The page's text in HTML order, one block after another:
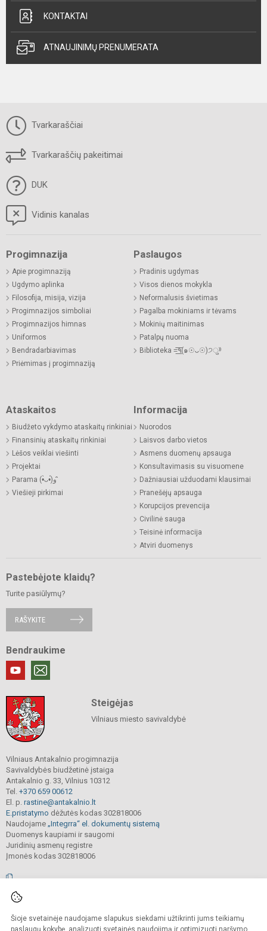
Šioje svetainėje naudojame slapukus siekdami užtikrinti jums teikiamų
paslaugų kokybę, analizuoti svetainės naudojimą ir optimizuoti naršymo
KONTAKTAI
ATNAUJINIMŲ PRENUMERATA
Tvarkaraščiai
Tvarkaraščių pakeitimai
DUK
Vidinis kanalas
Progimnazija
Apie progimnaziją
Ugdymo aplinka
Filosofija, misija, vizija
Progimnazijos simboliai
Progimnazijos himnas
Uniformos
Bendradarbiavimas
Priėmimas į progimnaziją
Paslaugos
Pradinis ugdymas
Visos dienos mokykla
Neformalusis švietimas
Pagalba mokiniams ir tėvams
Mokinių maitinimas
Patalpų nuoma
Biblioteka =͟͟͞͞٩(๑☉ᴗ☉)੭ु⁾⁾
Ataskaitos
Biudžeto vykdymo ataskaitų rinkiniai
Finansinių ataskaitų rinkiniai
Lėšos veiklai viešinti
Projektai
Parama (•̀ᴗ•́)و ̑̑
Viešieji pirkimai
Informacija
Nuorodos
Laisvos darbo vietos
Asmens duomenų apsauga
Konsultavimasis su visuomene
Dažniausiai užduodami klausimai
Pranešėjų apsauga
Korupcijos prevencija
Civilinė sauga
Teisinė informacija
Atviri duomenys
Pastebėjote klaidų?
Turite pasiūlymų?
RAŠYKITE
Bendraukime
Steigėjas
Vilniaus miesto savivaldybė
Vilniaus Antakalnio progimnazija
Savivaldybės biudžetinė įstaiga
Antakalnio g. 33, Vilnius 10312
Tel. +370 659 00612
El. p. rastine@antakalnio.lt
E.pristatymo dėžutės kodas 302818006
Naudojame „Integrra“ el. dokumentų sistemą
Duomenys kaupiami ir saugomi
Juridinių asmenų registre
Įmonės kodas 302818006
Kopijuoti, cituoti ar kitaip atvaizduoti internetinės svetainės turinį be raštiško
mokyklos vadovų sutikimo yra draudžiama.